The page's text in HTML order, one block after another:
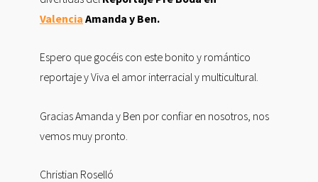
Valencia Amanda y Ben.
Espero que gocéis con este bonito y romántico
reportaje y Viva el amor interracial y multicultural.
Gracias Amanda y Ben por confiar en nosotros, nos
vemos muy pronto.
Christian Roselló